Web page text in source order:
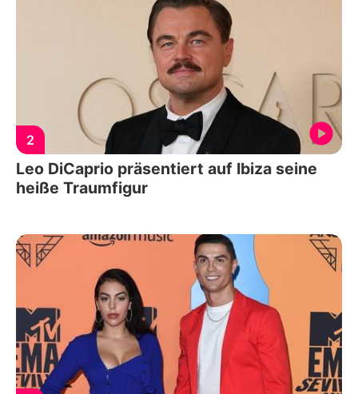
2
Leo DiCaprio präsentiert auf Ibiza seine
heiße Traumfigur